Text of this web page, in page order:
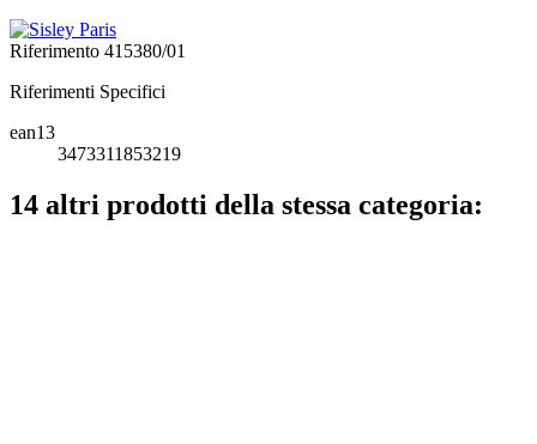
Riferimento 415380/01
Riferimenti Specifici
ean13
3473311853219
14 altri prodotti della stessa categoria: